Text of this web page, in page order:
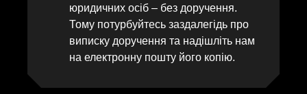
юридичних осіб – без доручення.
Тому потурбуйтесь заздалегідь про
виписку доручення та надішліть нам
на електронну пошту його копію.